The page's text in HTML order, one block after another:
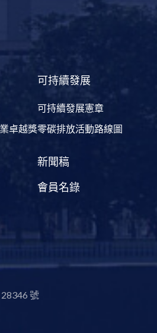
卓越獎
可持續發展
可持續發展憲章
零碳排放活動路線圖
新聞稿
會員名錄
號